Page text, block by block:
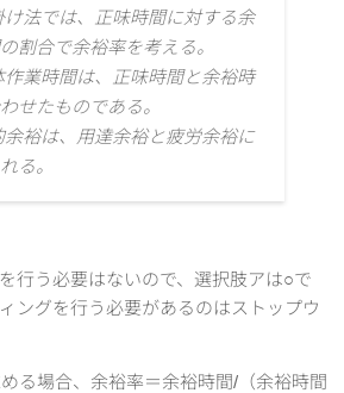
け法では、正味時間に対する余
割合で余裕率を考える。
作業時間は、正味時間と余裕時
せたものである。
余裕は、用達余裕と疲労余裕に
る。
行う必要はないので、選択肢アは○で
ングを行う必要があるのはストップウ
る場合、余裕率＝余裕時間/（余裕時間